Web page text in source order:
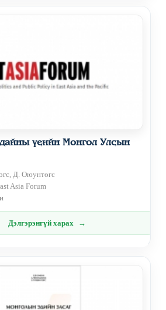
үеийн Монгол Улсын
Д. Оюунтөгс
Asia Forum
Дэлгэрэнгүй харах